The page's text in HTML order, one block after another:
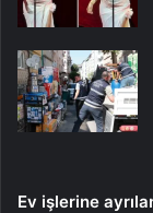
Ev işlerine